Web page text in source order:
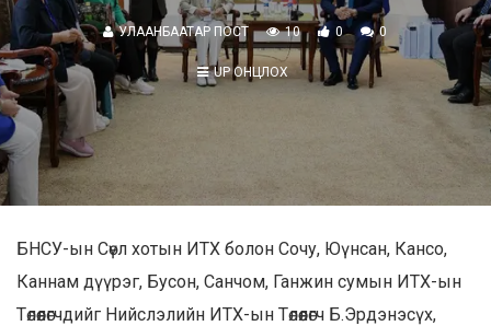
УЛААНБААТАР ПОСТ 10 0 0
UP ОНЦЛОХ
БНСУ-ын Сөүл хотын ИТХ болон Сочу, Юүнсан, Кансо,
Каннам дүүрэг, Бусон, Санчом, Ганжин сумын ИТХ-ын
Төлөөлөгчдийг Нийслэлийн ИТХ-ын Төлөөлөгч Б.Эрдэнэсүх,